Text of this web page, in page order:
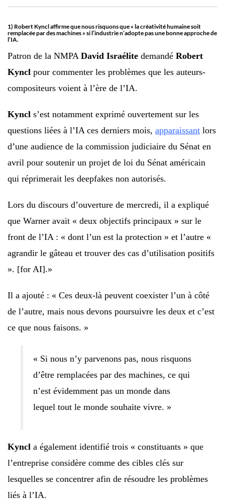
1) Robert Kyncl affirme que nous risquons que « la créativité humaine soit
remplacée par des machines » si l’industrie n’adopte pas une bonne approche de
l’IA.
Patron de la NMPA David Israélite demandé Robert
Kyncl pour commenter les problèmes que les auteurs-
compositeurs voient à l’ère de l’IA.
Kyncl s’est notamment exprimé ouvertement sur les
questions liées à l’IA ces derniers mois, apparaissant lors
d’une audience de la commission judiciaire du Sénat en
avril pour soutenir un projet de loi du Sénat américain
qui réprimerait les deepfakes non autorisés.
Lors du discours d’ouverture de mercredi, il a expliqué
que Warner avait « deux objectifs principaux » sur le
front de l’IA : « dont l’un est la protection » et l’autre «
agrandir le gâteau et trouver des cas d’utilisation positifs
». [for AI].»
Il a ajouté : « Ces deux-là peuvent coexister l’un à côté
de l’autre, mais nous devons poursuivre les deux et c’est
ce que nous faisons. »
« Si nous n’y parvenons pas, nous risquons
d’être remplacées par des machines, ce qui
n’est évidemment pas un monde dans
lequel tout le monde souhaite vivre. »
Kyncl a également identifié trois « constituants » que
l’entreprise considère comme des cibles clés sur
lesquelles se concentrer afin de résoudre les problèmes
liés à l’IA.